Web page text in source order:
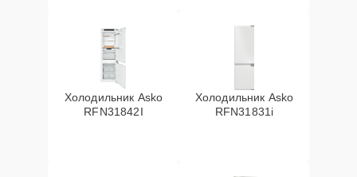
Холодильник Asko
RFN31842I
Холодильник Asko
RFN31831i